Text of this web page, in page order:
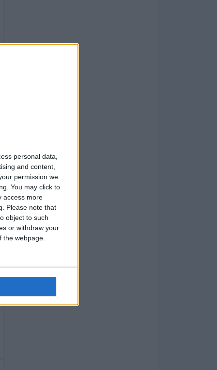
personal data,
and content,
permission we
You may click to
access more
Please note that
object to such
or withdraw your
webpage.